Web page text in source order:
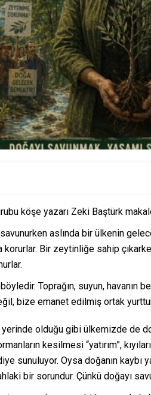
köşe yazarı Zeki Baştürk
aslında bir ülkenin
korurlar. Bir zeytinliğe sahip
Toprağın, suyun, havanın
bize emanet edilmiş ortak
yerinde olduğu gibi ülkemizde de
kesilmesi “yatırım”,
sunuluyor. Oysa doğanın kaybı
bir sorundur. Çünkü doğayı